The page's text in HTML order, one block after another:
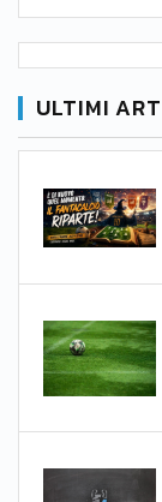
ULTIMI